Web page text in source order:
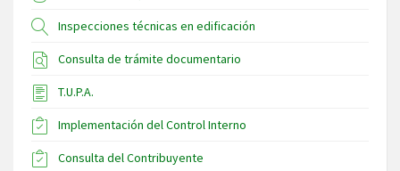
Inspecciones técnicas en edificación
Consulta de trámite documentario
T.U.P.A.
Implementación del Control Interno
Consulta del Contribuyente